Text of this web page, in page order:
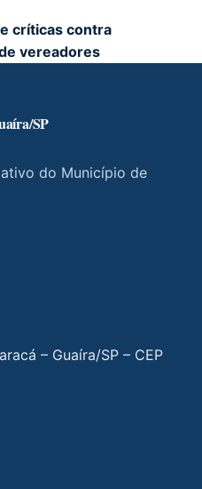
críticas contra
vereadores
SP
do Município de
– Guaíra/SP – CEP